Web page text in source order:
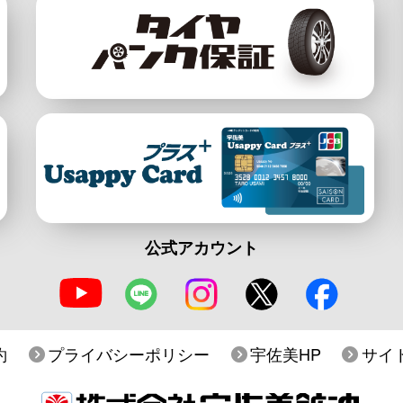
公式アカウント
プライバシーポリシー 宇佐美HP サイ